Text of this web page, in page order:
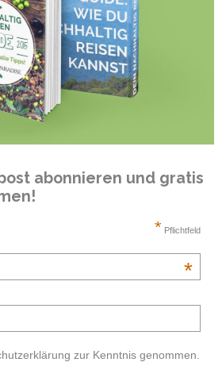
abonnieren und gratis
* Pflichtfeld
*
zur Kenntnis genommen.